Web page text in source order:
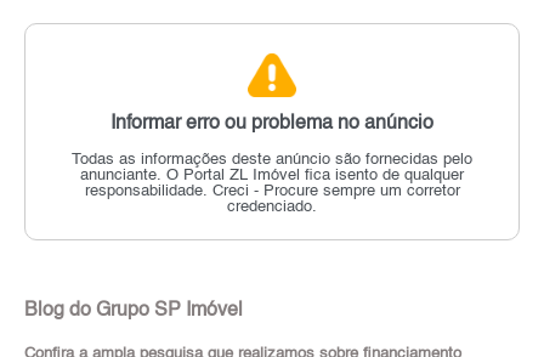
Informar erro ou problema no anúncio
Todas as informações deste anúncio são fornecidas pelo
anunciante. O Portal ZL Imóvel fica isento de qualquer
responsabilidade. Creci - Procure sempre um corretor
credenciado.
Blog do Grupo SP Imóvel